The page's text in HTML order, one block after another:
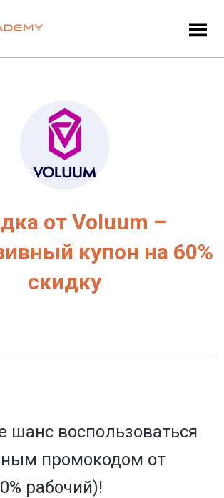
от Voluum –
купон на 60%
скидку
шанс воспользоваться
промокодом от
рабочий)!